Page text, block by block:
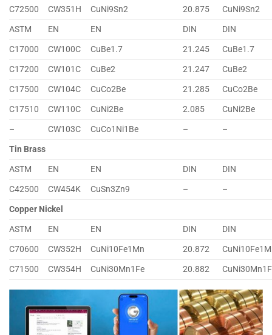
C72500
CW351H CuNi9Sn2 20.875
CuNi9Sn2
ASTM
EN EN DIN
DIN
C17000
CW100C CuBe1.7 21.245
CuBe1.7
C17200
CW101C CuBe2 21.247
CuBe2
C17500
CW104C CuCo2Be 21.285
CuCo2Be
C17510
CW110C CuNi2Be 2.085
CuNi2Be
–
CW103C CuCo1Ni1Be –
–
Tin Brass
ASTM
EN EN DIN
DIN
C42500
CW454K CuSn3Zn9 –
–
Copper Nickel
ASTM
EN EN DIN
DIN
C70600
CW352H CuNi10Fe1Mn 20.872
C71500
CW354H CuNi30Mn1Fe 20.882